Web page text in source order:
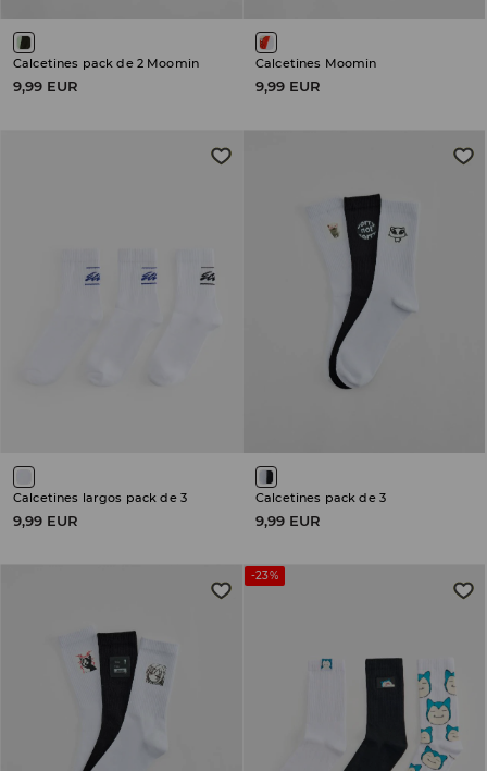
Calcetines pack de 2 Moomin
9,99 EUR
Calcetines Moomin
9,99 EUR
Calcetines largos pack de 3
9,99 EUR
Calcetines pack de 3
9,99 EUR
-23%